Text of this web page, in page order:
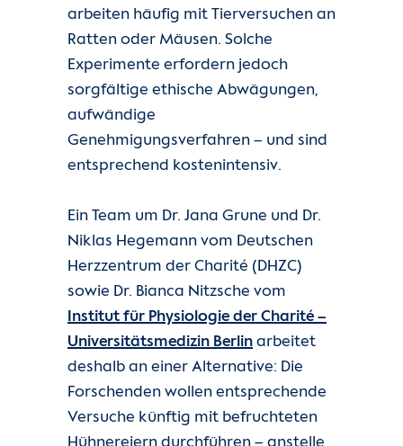
Kontakt
Internationale Patienten
Einblicke
arbeiten häufig mit Tierversuchen an
Ratten oder Mäusen. Solche
Experimente erfordern jedoch
sorgfältige ethische Abwägungen,
aufwändige
Genehmigungsverfahren – und sind
entsprechend kostenintensiv.
Ein Team um Dr. Jana Grune und Dr.
Niklas Hegemann vom Deutschen
Herzzentrum der Charité (DHZC)
sowie Dr. Bianca Nitzsche vom
Institut für Physiologie der Charité –
Universitätsmedizin Berlin arbeitet
deshalb an einer Alternative: Die
Forschenden wollen entsprechende
Versuche künftig mit befruchteten